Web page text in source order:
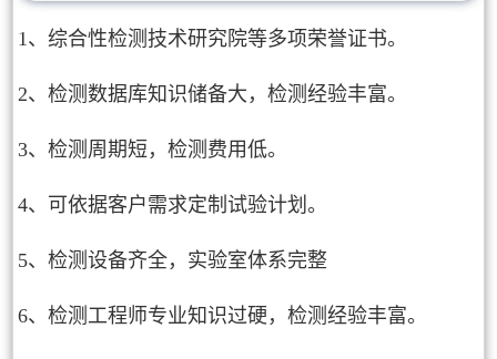
1、综合性检测技术研究院等多项荣誉证书。
2、检测数据库知识储备大，检测经验丰富。
3、检测周期短，检测费用低。
4、可依据客户需求定制试验计划。
5、检测设备齐全，实验室体系完整
6、检测工程师专业知识过硬，检测经验丰富。